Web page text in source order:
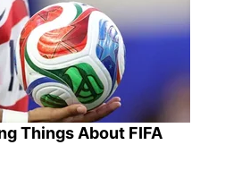
Things About FIFA